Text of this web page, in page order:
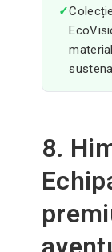
✓Colecție
8.